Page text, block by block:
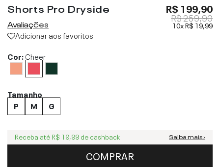
Shorts Pro Dryside
Avaliações
Adicionar aos favoritos
R$ 199,90
R$ 259,90
10xR$ 19,99
Cor:Cheer
Tamanho
P
M G
Receba até R$ 19,99 de cashback Saiba mais ›
COMPRAR